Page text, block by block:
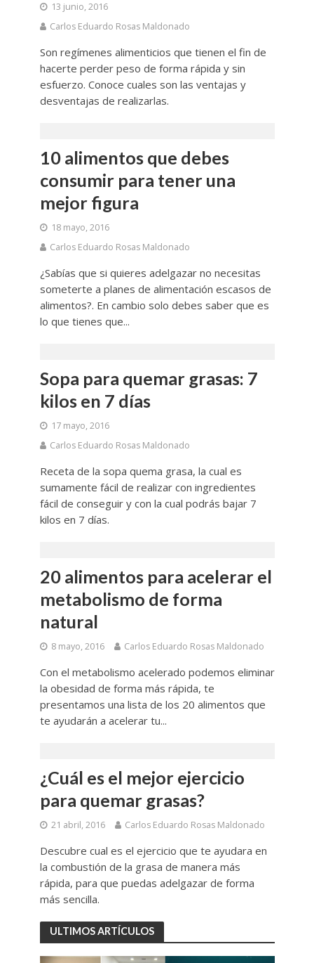
13 junio, 2016
Carlos Eduardo Rosas Maldonado
Son regímenes alimenticios que tienen el fin de
hacerte perder peso de forma rápida y sin
esfuerzo. Conoce cuales son las ventajas y
desventajas de realizarlas.
10 alimentos que debes
consumir para tener una
mejor figura
18 mayo, 2016
Carlos Eduardo Rosas Maldonado
¿Sabías que si quieres adelgazar no necesitas
someterte a planes de alimentación escasos de
alimentos?. En cambio solo debes saber que es
lo que tienes que...
Sopa para quemar grasas: 7
kilos en 7 días
17 mayo, 2016
Carlos Eduardo Rosas Maldonado
Receta de la sopa quema grasa, la cual es
sumamente fácil de realizar con ingredientes
fácil de conseguir y con la cual podrás bajar 7
kilos en 7 días.
20 alimentos para acelerar el
metabolismo de forma
natural
8 mayo, 2016 Carlos Eduardo Rosas Maldonado
Con el metabolismo acelerado podemos eliminar
la obesidad de forma más rápida, te
presentamos una lista de los 20 alimentos que
te ayudarán a acelerar tu...
¿Cuál es el mejor ejercicio
para quemar grasas?
21 abril, 2016 Carlos Eduardo Rosas Maldonado
Descubre cual es el ejercicio que te ayudara en
la combustión de la grasa de manera más
rápida, para que puedas adelgazar de forma
más sencilla.
ULTIMOS ARTÍCULOS